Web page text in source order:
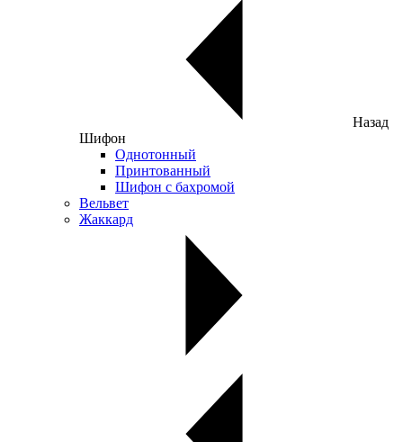
Назад
Шифон
Однотонный
Принтованный
Шифон с бахромой
Вельвет
Жаккард